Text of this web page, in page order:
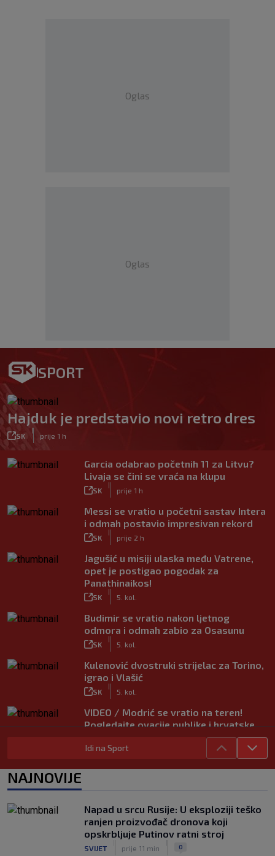
Oglas
Oglas
SPORT
Hajduk je predstavio novi retro dres
SK prije 1 h
Garcia odabrao početnih 11 za Litvu?
Livaja se čini se vraća na klupu
SK prije 1 h
Messi se vratio u početni sastav Intera
i odmah postavio impresivan rekord
SK prije 2 h
Jagušić u misiji ulaska među Vatrene,
opet je postigao pogodak za
Panathinaikos!
SK 5. kol.
Budimir se vratio nakon ljetnog
odmora i odmah zabio za Osasunu
SK 5. kol.
Kulenović dvostruki strijelac za Torino,
igrao i Vlašić
SK 5. kol.
VIDEO / Modrić se vratio na teren!
Pogledajte ovacije publike i hrvatske
SK
|
5. kol.
Tinejdžer iz Zimbabvea srušio bivšeg
SK 5. kol.
Idi na Sport
NAJNOVIJE
Napad u srcu Rusije: U eksploziji teško
ranjen proizvođač dronova koji
opskrbljuje Putinov ratni stroj
SVIJET prije 11 min 0